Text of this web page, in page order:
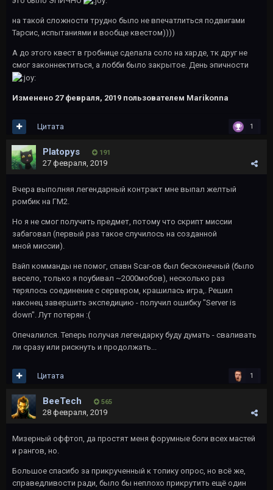
на такой сложности трудно было не впечатлиться подвигами
Тарсис, испытаниями и вообще квестом))))
А до этого квест в гробнице сделала соло на харде, тк друг не
смог законнектиться, а лобби было закрытое. День эпичности
Изменено 27 февраля, 2019 пользователем Marikonna
1
Цитата
Platopys 191
27 февраля, 2019
Вчера выполняя легендарный контракт мне выпал желтый
ромбик на ГМ2.
Но я не смог получить предмет, потому что скрипт миссии
забаговал (первый раз такое случилось на созданной
мной миссии).
Вайп комманды не помог, спавн Scar-ов был бесконечный (было
весело, только я поубивал ~2000мобов), несколько раз
терялось соединение с сервером, крашилась игра,. Решил
наконец завершить экспедицию - получил ошибку "Server is
down". Лут потерян :(
Опечалился. Теперь получая легендарку буду думать - сваливать
ли сразу или рискнуть и продолжать...
1
Цитата
BeeTech 565
28 февраля, 2019
Мизерный оффтоп, да простят меня форумные боги всех мастей
и рангов, но.
Большое спасибо за прикрученный к топику опрос, но всё же,
справедливости ради, было бы неплохо прикрутить ещё один